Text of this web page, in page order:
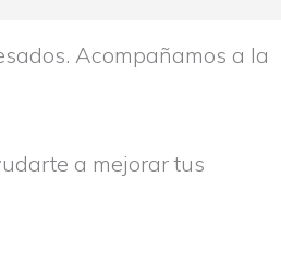
Acompañamos a la
a mejorar tus